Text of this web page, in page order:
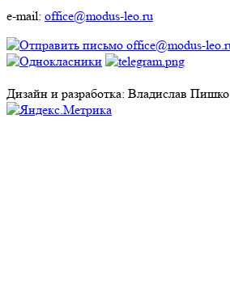
e-mail: office@modus-leo.ru
Дизайн и разработка: Владислав Пишко